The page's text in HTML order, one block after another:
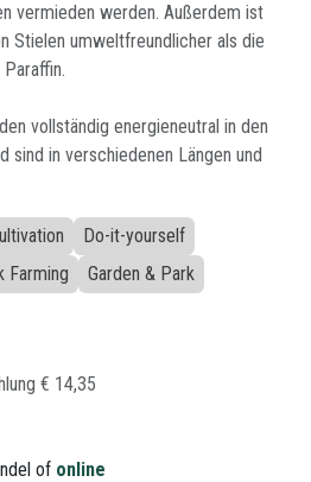
vermieden werden. Außerdem ist
Stielen umweltfreundlicher als die
vollständig energieneutral in den
sind in verschiedenen Längen und
Do-it-yourself
Farming
Garden & Park
€ 14,35
of online